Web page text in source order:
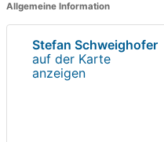
Allgemeine Information
Stefan Schweighofer
auf der Karte
anzeigen